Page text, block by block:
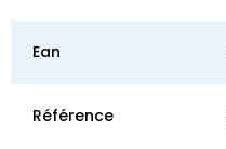
Ean
Référence